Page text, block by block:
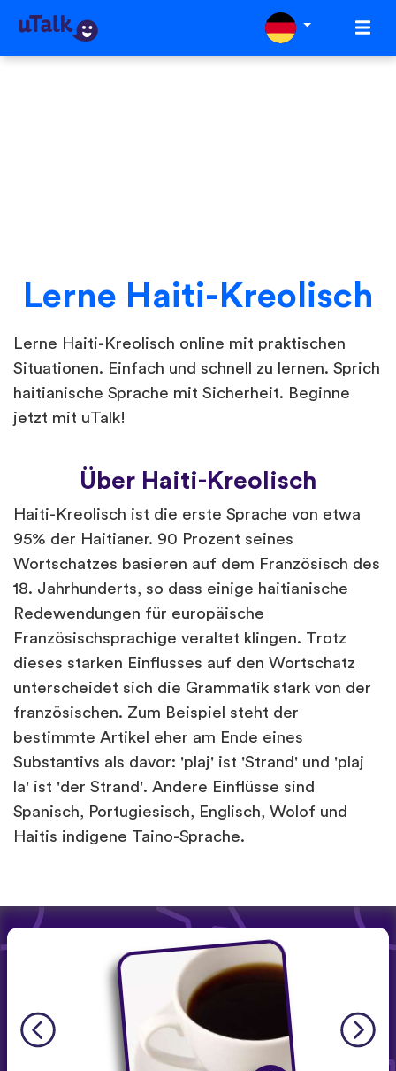
Lerne Haiti-Kreolisch
Lerne Haiti-Kreolisch online mit praktischen
Situationen. Einfach und schnell zu lernen. Sprich
haitianische Sprache mit Sicherheit. Beginne
jetzt mit uTalk!
Über Haiti-Kreolisch
Haiti-Kreolisch ist die erste Sprache von etwa
95% der Haitianer. 90 Prozent seines
Wortschatzes basieren auf dem Französisch des
18. Jahrhunderts, so dass einige haitianische
Redewendungen für europäische
Französischsprachige veraltet klingen. Trotz
dieses starken Einflusses auf den Wortschatz
unterscheidet sich die Grammatik stark von der
französischen. Zum Beispiel steht der
bestimmte Artikel eher am Ende eines
Substantivs als davor: 'plaj' ist 'Strand' und 'plaj
la' ist 'der Strand'. Andere Einflüsse sind
Spanisch, Portugiesisch, Englisch, Wolof und
Haitis indigene Taino-Sprache.